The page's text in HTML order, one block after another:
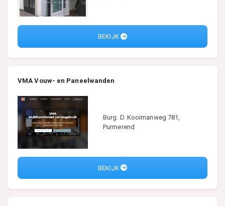
BEKIJK
VMA Vouw- en Paneelwanden
Burg. D. Kooimanweg 781,
Purmerend
BEKIJK